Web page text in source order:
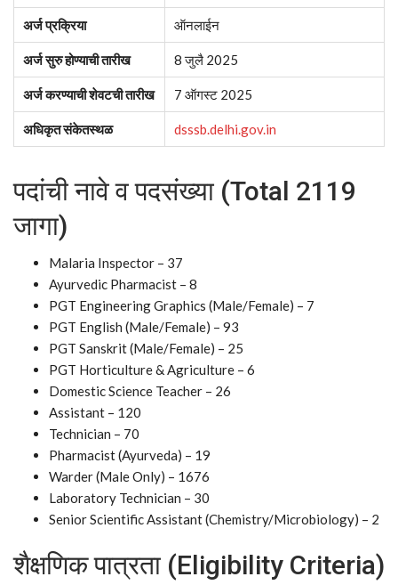
अर्ज प्रक्रिया ऑनलाईन
अर्ज सुरु होण्याची तारीख 8 जुलै 2025
अर्ज करण्याची शेवटची तारीख 7 ऑगस्ट 2025
अधिकृत संकेतस्थळ dsssb.delhi.gov.in
पदांची नावे व पदसंख्या (Total 2119
जागा)
Malaria Inspector – 37
Ayurvedic Pharmacist – 8
PGT Engineering Graphics (Male/Female) – 7
PGT English (Male/Female) – 93
PGT Sanskrit (Male/Female) – 25
PGT Horticulture & Agriculture – 6
Domestic Science Teacher – 26
Assistant – 120
Technician – 70
Pharmacist (Ayurveda) – 19
Warder (Male Only) – 1676
Laboratory Technician – 30
Senior Scientific Assistant (Chemistry/Microbiology) – 2
शैक्षणिक पात्रता (Eligibility Criteria)